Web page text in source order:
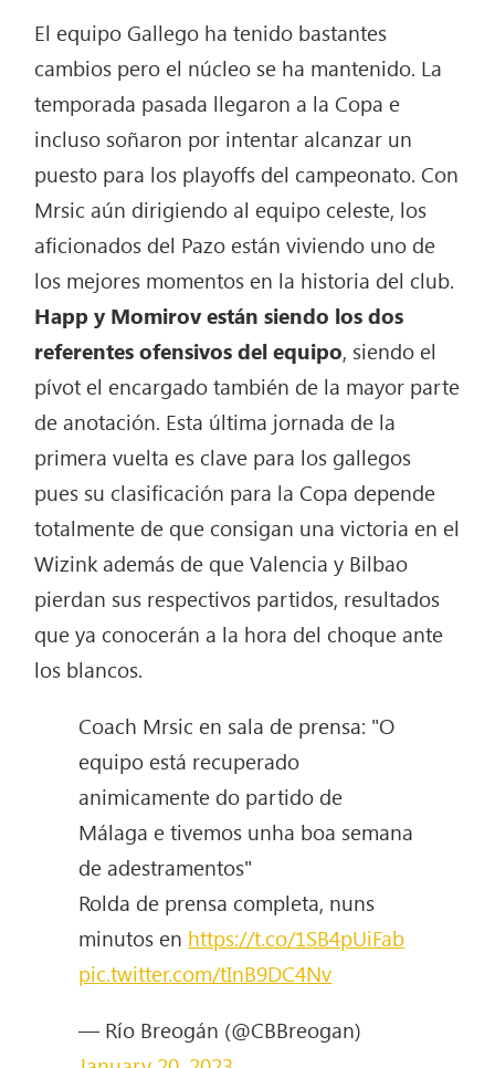
El equipo Gallego ha tenido bastantes
cambios pero el núcleo se ha mantenido. La
temporada pasada llegaron a la Copa e
incluso soñaron por intentar alcanzar un
puesto para los playoffs del campeonato. Con
Mrsic aún dirigiendo al equipo celeste, los
aficionados del Pazo están viviendo uno de
los mejores momentos en la historia del club.
Happ y Momirov están siendo los dos
referentes ofensivos del equipo, siendo el
pívot el encargado también de la mayor parte
de anotación. Esta última jornada de la
primera vuelta es clave para los gallegos
pues su clasificación para la Copa depende
totalmente de que consigan una victoria en el
Wizink además de que Valencia y Bilbao
pierdan sus respectivos partidos, resultados
que ya conocerán a la hora del choque ante
los blancos.
Coach Mrsic en sala de prensa: "O
equipo está recuperado
animicamente do partido de
Málaga e tivemos unha boa semana
de adestramentos"
Rolda de prensa completa, nuns
minutos en https://t.co/1SB4pUiFab
pic.twitter.com/tInB9DC4Nv
— Río Breogán (@CBBreogan)